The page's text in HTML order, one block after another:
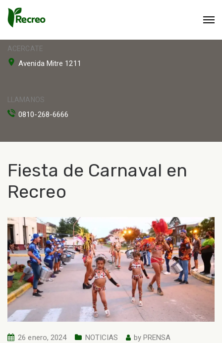
ACERCATE
Avenida Mitre 1211
LLAMANOS
0810-268-6666
Fiesta de Carnaval en
Recreo
26 enero, 2024 NOTICIAS by PRENSA